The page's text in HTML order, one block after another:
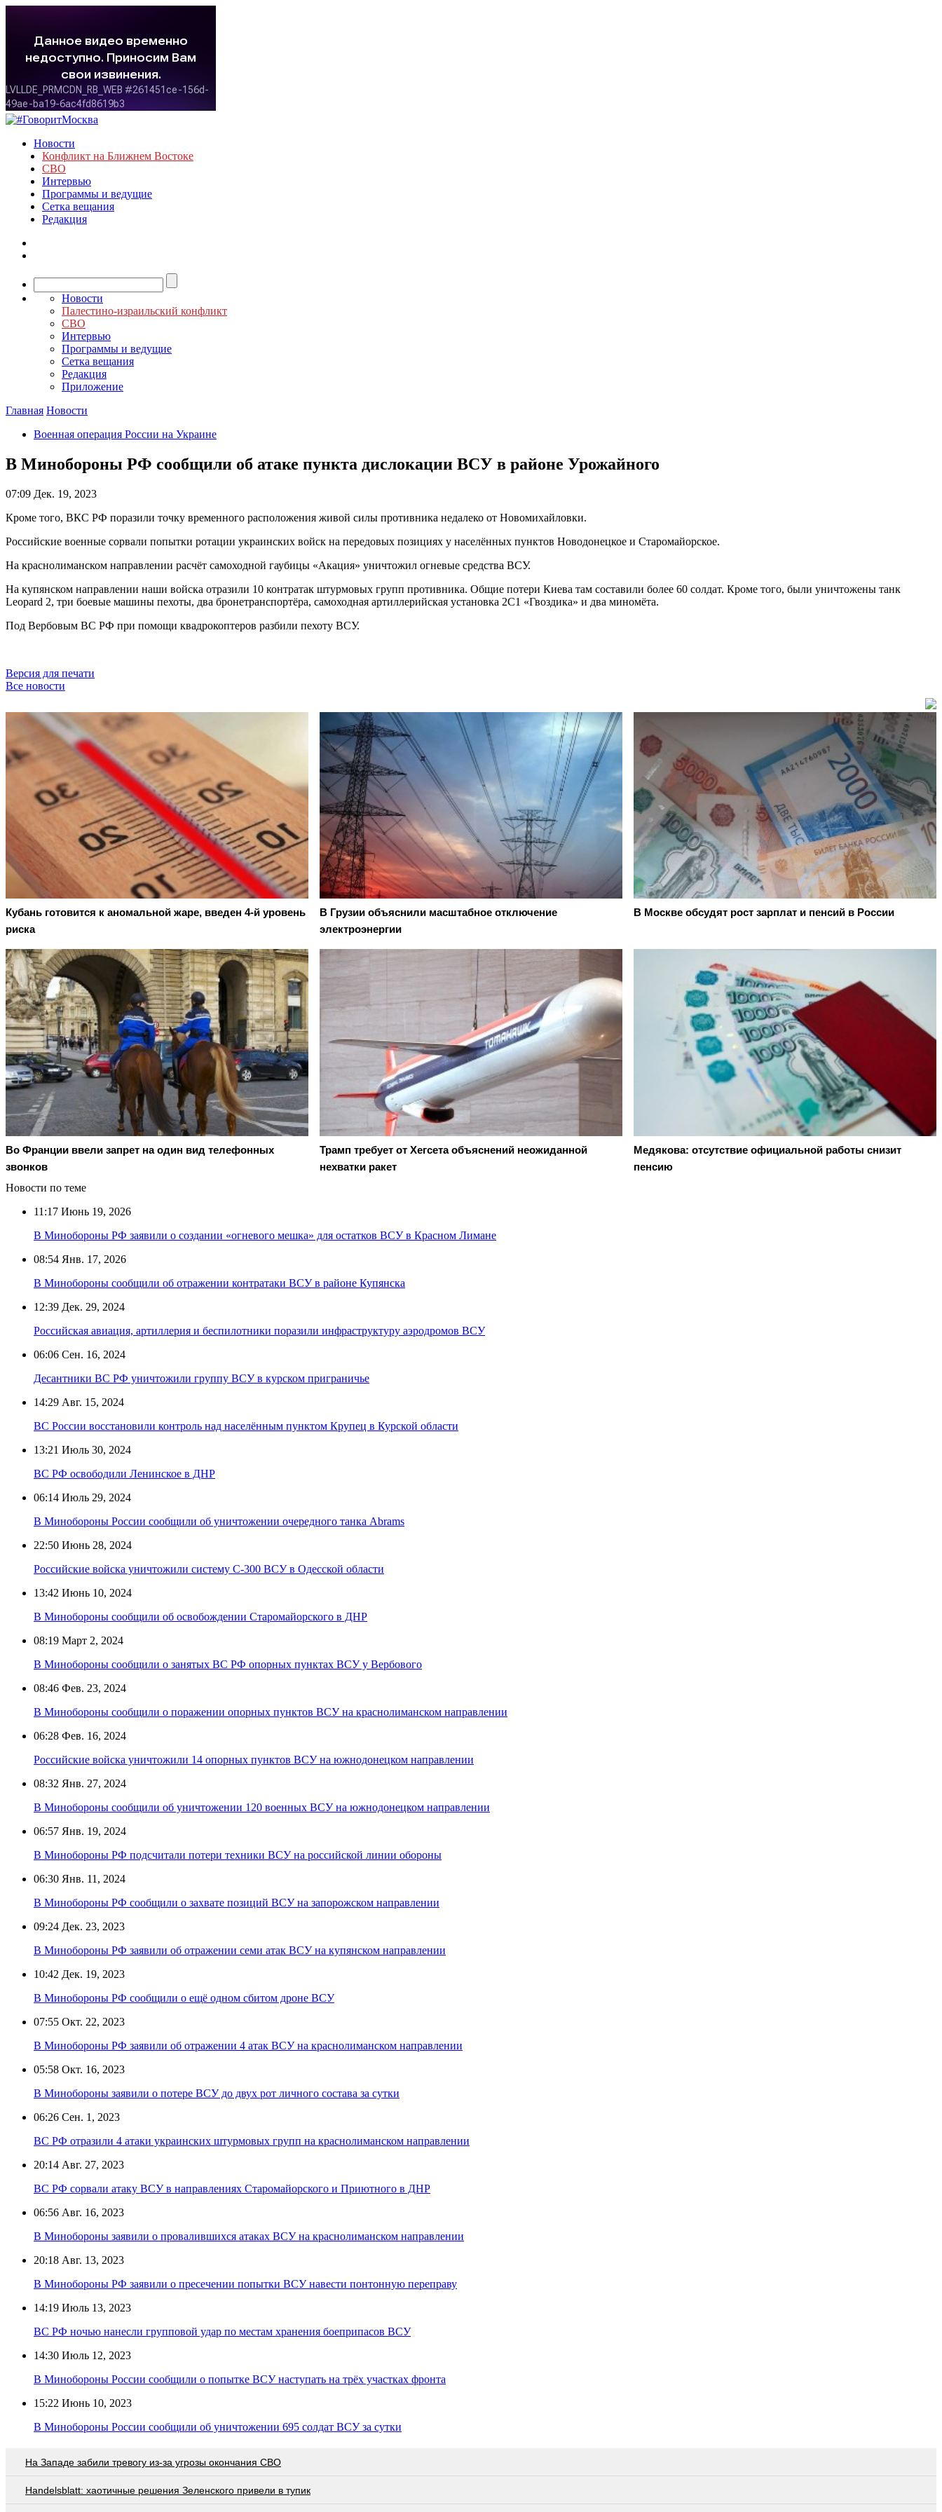
Новости
Конфликт на Ближнем Востоке
СВО
Интервью
Программы и ведущие
Сетка вещания
Редакция
Новости
Палестино-израильский конфликт
СВО
Интервью
Программы и ведущие
Сетка вещания
Редакция
Приложение
Главная Новости
Военная операция России на Украине
В Минобороны РФ сообщили об атаке пункта дислокации ВСУ в районе Урожайного
07:09 Дек. 19, 2023
Кроме того, ВКС РФ поразили точку временного расположения живой силы противника недалеко от Новомихайловки.
Российские военные сорвали попытки ротации украинских войск на передовых позициях у населённых пунктов Новодонецкое и Старомайорское.
На краснолиманском направлении расчёт самоходной гаубицы «Акация» уничтожил огневые средства ВСУ.
На купянском направлении наши войска отразили 10 контратак штурмовых групп противника. Общие потери Киева там составили более 60 солдат. Кроме того, были уничтожены танк
Leopard 2, три боевые машины пехоты, два бронетранспортёра, самоходная артиллерийская установка 2С1 «Гвоздика» и два миномёта.
Под Вербовым ВС РФ при помощи квадрокоптеров разбили пехоту ВСУ.
Версия для печати
Все новости
Кубань готовится к аномальной жаре, введен 4-й уровень
риска
В Грузии объяснили масштабное отключение
электроэнергии
В Москве обсудят рост зарплат и пенсий в России
Во Франции ввели запрет на один вид телефонных
звонков
Трамп требует от Хегсета объяснений неожиданной
нехватки ракет
Медякова: отсутствие официальной работы снизит
пенсию
Новости по теме
11:17 Июнь 19, 2026
В Минобороны РФ заявили о создании «огневого мешка» для остатков ВСУ в Красном Лимане
08:54 Янв. 17, 2026
В Минобороны сообщили об отражении контратаки ВСУ в районе Купянска
12:39 Дек. 29, 2024
Российская авиация, артиллерия и беспилотники поразили инфраструктуру аэродромов ВСУ
06:06 Сен. 16, 2024
Десантники ВС РФ уничтожили группу ВСУ в курском приграничье
14:29 Авг. 15, 2024
ВС России восстановили контроль над населённым пунктом Крупец в Курской области
13:21 Июль 30, 2024
ВС РФ освободили Ленинское в ДНР
06:14 Июль 29, 2024
В Минобороны России сообщили об уничтожении очередного танка Abrams
22:50 Июнь 28, 2024
Российские войска уничтожили систему С-300 ВСУ в Одесской области
13:42 Июнь 10, 2024
В Минобороны сообщили об освобождении Старомайорского в ДНР
08:19 Март 2, 2024
В Минобороны сообщили о занятых ВС РФ опорных пунктах ВСУ у Вербового
08:46 Фев. 23, 2024
В Минобороны сообщили о поражении опорных пунктов ВСУ на краснолиманском направлении
06:28 Фев. 16, 2024
Российские войска уничтожили 14 опорных пунктов ВСУ на южнодонецком направлении
08:32 Янв. 27, 2024
В Минобороны сообщили об уничтожении 120 военных ВСУ на южнодонецком направлении
06:57 Янв. 19, 2024
В Минобороны РФ подсчитали потери техники ВСУ на российской линии обороны
06:30 Янв. 11, 2024
В Минобороны РФ сообщили о захвате позиций ВСУ на запорожском направлении
09:24 Дек. 23, 2023
В Минобороны РФ заявили об отражении семи атак ВСУ на купянском направлении
10:42 Дек. 19, 2023
В Минобороны РФ сообщили о ещё одном сбитом дроне ВСУ
07:55 Окт. 22, 2023
В Минобороны РФ заявили об отражении 4 атак ВСУ на краснолиманском направлении
05:58 Окт. 16, 2023
В Минобороны заявили о потере ВСУ до двух рот личного состава за сутки
06:26 Сен. 1, 2023
ВС РФ отразили 4 атаки украинских штурмовых групп на краснолиманском направлении
20:14 Авг. 27, 2023
ВС РФ сорвали атаку ВСУ в направлениях Старомайорского и Приютного в ДНР
06:56 Авг. 16, 2023
В Минобороны заявили о провалившихся атаках ВСУ на краснолиманском направлении
20:18 Авг. 13, 2023
В Минобороны РФ заявили о пресечении попытки ВСУ навести понтонную переправу
14:19 Июль 13, 2023
ВС РФ ночью нанесли групповой удар по местам хранения боеприпасов ВСУ
14:30 Июль 12, 2023
В Минобороны России сообщили о попытке ВСУ наступать на трёх участках фронта
15:22 Июнь 10, 2023
В Минобороны России сообщили об уничтожении 695 солдат ВСУ за сутки
На Западе забили тревогу из-за угрозы окончания СВО
Handelsblatt: хаотичные решения Зеленского привели в тупик